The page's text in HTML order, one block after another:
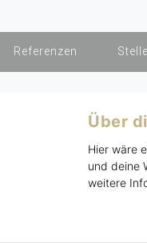
Referenzen
Über
Hier wäre
und deine
weitere